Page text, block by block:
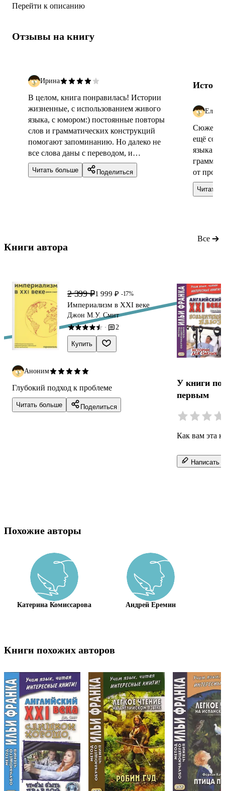
XXI века» представляют собой новейшие произведения
Перейти к описанию
Отзывы на книгу
Ирина
В целом, книга понравилась! Истории
жизненные, с использованием живого
языка, с юмором:) постоянные повторы
слов и грамматических конструкций
помогают запоминанию. Но далеко не
все слова даны с переводом, и
использовать словарик все равно
придётся. Плюс к этому, люблю
Читать больше Поделиться
Елена
Сюжеты
ещё
языка и
от
Читать
Книги автора
Все
2 399 ₽1 999 ₽ -17%
Империализм в XXI веке
Джон М.У. Смит
· 2
Купить
Аноним
Глубокий подход к проблеме
Читать больше Поделиться
У книги
первым
Как вам эта
Написать
Похожие авторы
Катерина Комиссарова Андрей Еремин
Книги похожих авторов